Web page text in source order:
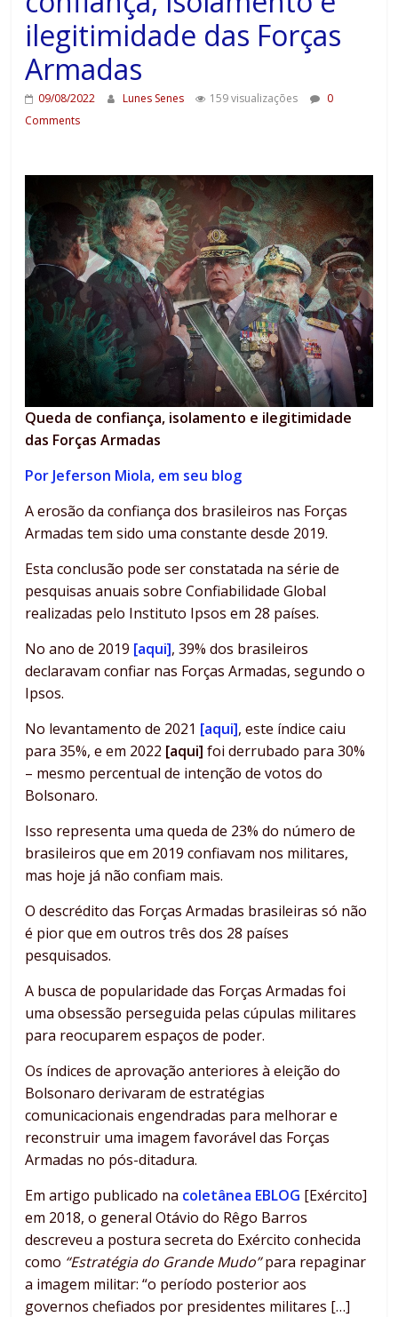
ilegitimidade das Forças
Armadas
09/08/2022 Lunes Senes 159 visualizações
0
Comments
Queda de confiança, isolamento e ilegitimidade
das Forças Armadas
Por Jeferson Miola, em seu blog
A erosão da confiança dos brasileiros nas Forças
Armadas tem sido uma constante desde 2019.
Esta conclusão pode ser constatada na série de
pesquisas anuais sobre Confiabilidade Global
realizadas pelo Instituto Ipsos em 28 países.
No ano de 2019 [aqui], 39% dos brasileiros
declaravam confiar nas Forças Armadas, segundo o
Ipsos.
No levantamento de 2021 [aqui], este índice caiu
para 35%, e em 2022 [aqui] foi derrubado para 30%
– mesmo percentual de intenção de votos do
Bolsonaro.
Isso representa uma queda de 23% do número de
brasileiros que em 2019 confiavam nos militares,
mas hoje já não confiam mais.
O descrédito das Forças Armadas brasileiras só não
é pior que em outros três dos 28 países
pesquisados.
A busca de popularidade das Forças Armadas foi
uma obsessão perseguida pelas cúpulas militares
para reocuparem espaços de poder.
Os índices de aprovação anteriores à eleição do
Bolsonaro derivaram de estratégias
comunicacionais engendradas para melhorar e
reconstruir uma imagem favorável das Forças
Armadas no pós-ditadura.
Em artigo publicado na coletânea EBLOG [Exército]
em 2018, o general Otávio do Rêgo Barros
descreveu a postura secreta do Exército conhecida
como “Estratégia do Grande Mudo”para repaginar
a imagem militar: “o período posterior aos
governos chefiados por presidentes militares […]